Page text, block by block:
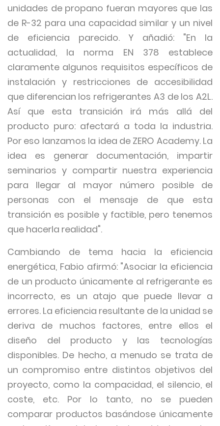
unidades de propano fueran mayores que las
de R-32 para una capacidad similar y un nivel
de eficiencia parecido. Y añadió: "En la
actualidad, la norma EN 378 establece
claramente algunos requisitos específicos de
instalación y restricciones de accesibilidad
que diferencian los refrigerantes A3 de los A2L.
Así que esta transición irá más allá del
producto puro: afectará a toda la industria.
Por eso lanzamos la idea de ZERO Academy. La
idea es generar documentación, impartir
seminarios y compartir nuestra experiencia
para llegar al mayor número posible de
personas con el mensaje de que esta
transición es posible y factible, pero tenemos
que hacerla realidad".
Cambiando de tema hacia la eficiencia
energética, Fabio afirmó: "Asociar la eficiencia
de un producto únicamente al refrigerante es
incorrecto, es un atajo que puede llevar a
errores. La eficiencia resultante de la unidad se
deriva de muchos factores, entre ellos el
diseño del producto y las tecnologías
disponibles. De hecho, a menudo se trata de
un compromiso entre distintos objetivos del
proyecto, como la compacidad, el silencio, el
coste, etc. Por lo tanto, no se pueden
comparar productos basándose únicamente